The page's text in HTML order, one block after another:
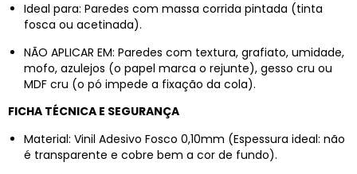
Ideal para: Paredes com massa corrida pintada (tinta
fosca ou acetinada).
NÃO APLICAR EM: Paredes com textura, grafiato, umidade,
mofo, azulejos (o papel marca o rejunte), gesso cru ou
MDF cru (o pó impede a fixação da cola).
FICHA TÉCNICA E SEGURANÇA
Material: Vinil Adesivo Fosco 0,10mm (Espessura ideal: não
é transparente e cobre bem a cor de fundo).